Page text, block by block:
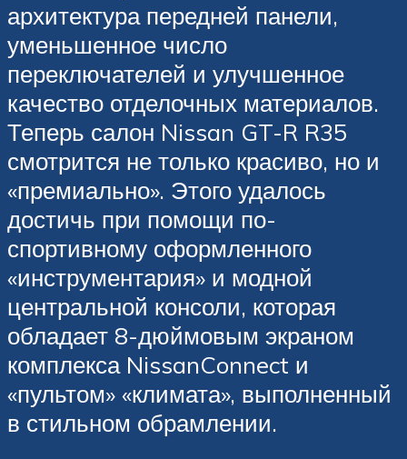
архитектура передней панели,
уменьшенное число
переключателей и улучшенное
качество отделочных материалов.
Теперь салон Nissan GT-R R35
смотрится не только красиво, но и
«премиально». Этого удалось
достичь при помощи по-
спортивному оформленного
«инструментария» и модной
центральной консоли, которая
обладает 8-дюймовым экраном
комплекса NissanConnect и
«пультом» «климата», выполненный
в стильном обрамлении.